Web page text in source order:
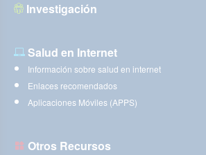
Investigación
Salud en Internet
Información sobre salud en internet
Enlaces recomendados
Aplicaciones Móviles (APPS)
Otros Recursos